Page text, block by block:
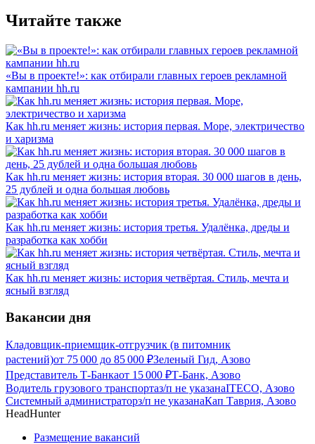
Читайте также
«Вы в проекте!»: как отбирали главных героев рекламной
кампании hh.ru
Как hh.ru меняет жизнь: история первая. Море, электричество
и харизма
Как hh.ru меняет жизнь: история вторая. 30 000 шагов в день,
25 дублей и одна большая любовь
Как hh.ru меняет жизнь: история третья. Удалёнка, дреды и
разработка как хобби
Как hh.ru меняет жизнь: история четвёртая. Стиль, мечта и
ясный взгляд
Вакансии дня
Кладовщик-приемщик-отгрузчик (в питомник
растений)от 75 000 до 85 000 ₽Зеленый Гид, Азово
Представитель Т-Банкаот 15 000 ₽Т-Банк, Азово
Водитель грузового транспортаз/п не указанаITECO, Азово
Системный администраторз/п не указанаКап Таврия, Азово
HeadHunter
Размещение вакансий